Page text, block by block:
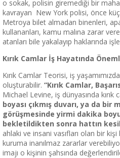
o sokak, polisin giremediği bir
kavrayan New York polisi, önce
Metroya bilet almadan binenleri,
kullananları, kamu malına zarar
atanları bile yakalayıp haklarında
Kırık Camlar İş Hayatında
Kırık Camlar Teorisi, iş
oluşturabilir. “Kırık Camlar,
Michael Levine, iş dünyasında kırık
boyası çıkmış duvarı, ya da
görüşmesinde yirmi dakika
bekletildikten sonra hattın
ahlaki ve insani vasıfları olan bir
kuruma inanılmaz zararlar
imajı o kişinin şahsında